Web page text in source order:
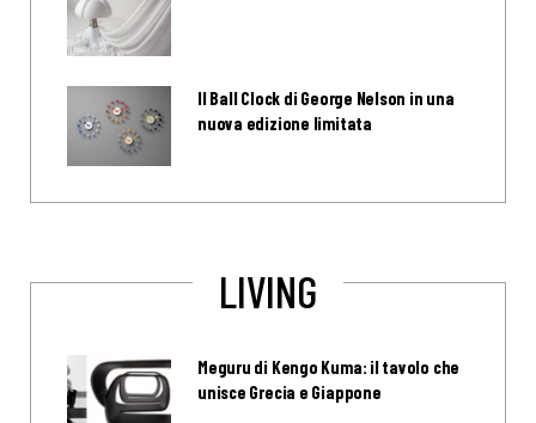
Il Ball Clock di George Nelson in una
nuova edizione limitata
LIVING
Meguru di Kengo Kuma: il tavolo che
unisce Grecia e Giappone